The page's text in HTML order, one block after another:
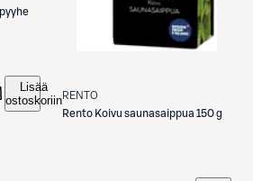
Lisää
ostoskoriin RENTO
Rento Koivu saunasaippua 150 g